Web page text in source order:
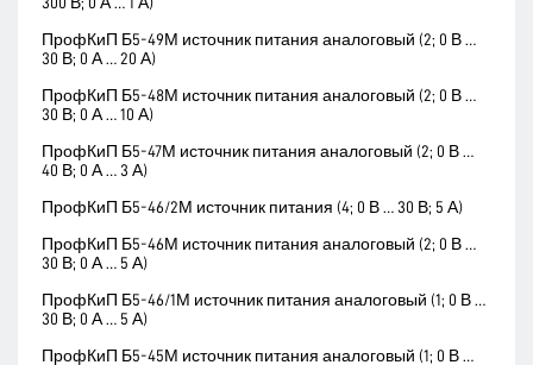
ПрофКиП Б5-49М источник питания аналоговый (2; 0 В …
30 В; 0 А … 20 А)
ПрофКиП Б5-48М источник питания аналоговый (2; 0 В …
30 В; 0 А … 10 А)
ПрофКиП Б5-47М источник питания аналоговый (2; 0 В …
40 В; 0 А … 3 А)
ПрофКиП Б5-46/2М источник питания (4; 0 В … 30 В; 5 А)
ПрофКиП Б5-46М источник питания аналоговый (2; 0 В …
30 В; 0 А … 5 А)
ПрофКиП Б5-46/1М источник питания аналоговый (1; 0 В …
30 В; 0 А … 5 А)
ПрофКиП Б5-45М источник питания аналоговый (1; 0 В …